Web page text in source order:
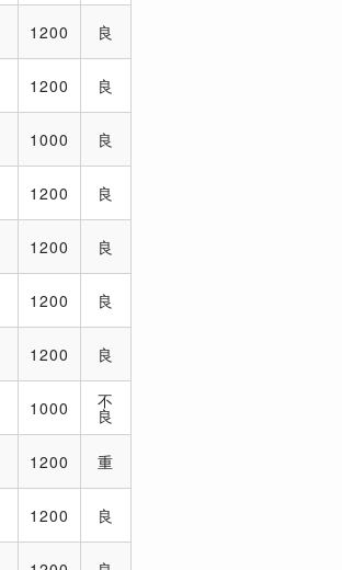
1200 良
1200 良
1000 良
1200 良
1200 良
1200 良
1200 良
1000 不
良
1200 重
1200 良